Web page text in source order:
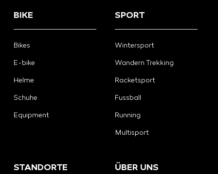
BIKE
Bikes
E-bike
Helme
Schuhe
Equipment
SPORT
Wintersport
Wandern Trekking
Racketsport
Fussball
Running
Multisport
STANDORTE ÜBER UNS